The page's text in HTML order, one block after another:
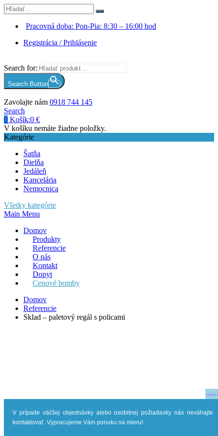
Pracovná doba: Pon-Pia: 8:30 – 16:00 hod
Registrácia / Prihlásenie
Search for:
Search Button
Zavolajte nám 0918 744 145
Search
0 Košík:0 €
V košíku nemáte žiadne položky.
Kategórie
Šatňa
Dielňa
Jedáleň
Kancelária
Nemocnica
Všetky kategórie
Main Menu
Domov
Produkty
Referencie
O nás
Kontakt
Dopyt
Cenové bomby
Domov
Referencie
Sklad – paletový regál s policami
V prípade väčšej objednávky alebo osobitnej požiadavky nás neváhajte
kontaktovať. Vypracujeme Vám ponuku na mieru!
close